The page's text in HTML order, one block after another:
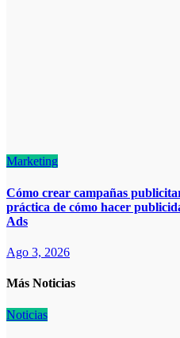
Marketing
Cómo crear campañas
práctica de cómo hacer
Ads
Ago 3, 2026
Más Noticias
Noticias